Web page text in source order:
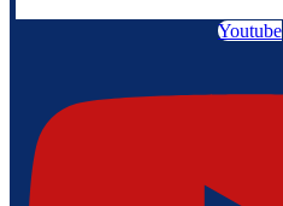
Youtube